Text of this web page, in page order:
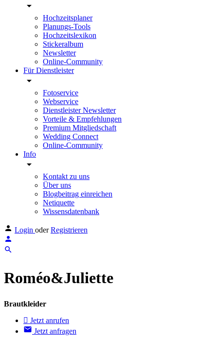
Hochzeitsplaner
Planungs-Tools
Hochzeitslexikon
Stickeralbum
Newsletter
Online-Community
Für Dienstleister
Fotoservice
Webservice
Dienstleister Newsletter
Vorteile & Empfehlungen
Premium Mitgliedschaft
Wedding Connect
Online-Community
Info
Kontakt zu uns
Über uns
Blogbeitrag einreichen
Netiquette
Wissensdatenbank
Login oder Registrieren
Roméo&Juliette
Brautkleider
Jetzt anrufen
Jetzt anfragen